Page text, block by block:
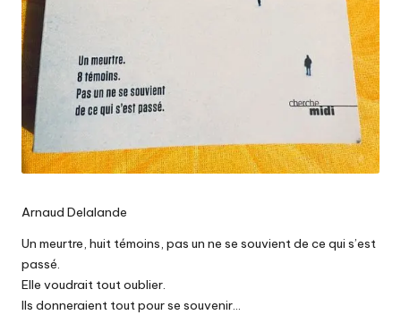
Arnaud Delalande
Un meurtre, huit témoins, pas un ne se souvient de ce qui s’est
passé.
Elle voudrait tout oublier.
Ils donneraient tout pour se souvenir…